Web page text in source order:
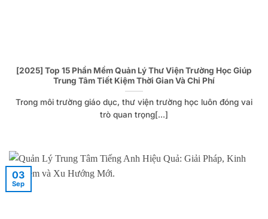
[2025] Top 15 Phần Mềm Quản Lý Thư Viện Trường Học Giúp
Trung Tâm Tiết Kiệm Thời Gian Và Chi Phí
Trong môi trường giáo dục, thư viện trường học luôn đóng vai
trò quan trọng[...]
03
Sep